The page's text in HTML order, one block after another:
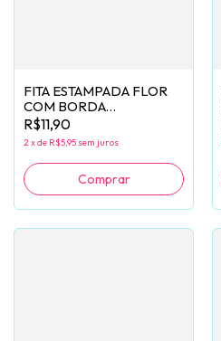
FITA ESTAMPADA FLOR
COM BORDA
ONDULADA (38MM) - 2
METROS
R$11,90
2 xde R$5,95 sem juros